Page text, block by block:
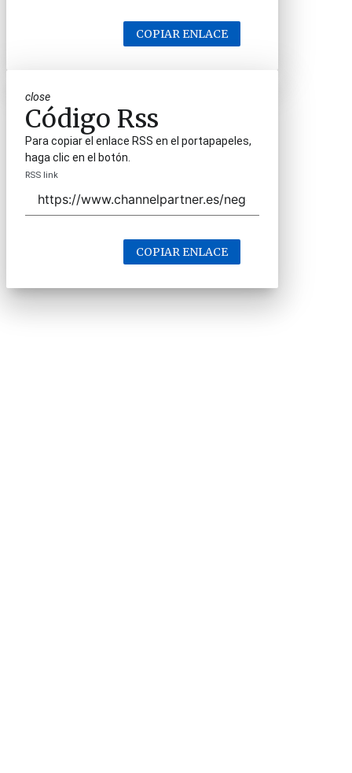
COPIAR ENLACE
close
Código Rss
Para copiar el enlace RSS en el portapapeles,
haga clic en el botón.
RSS link
COPIAR ENLACE